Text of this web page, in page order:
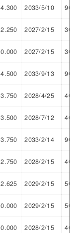
4.300 2033/5/10 9年
2.250 2027/2/15 3年
0.000 2027/2/15 3年
4.500 2033/9/13 9年
3.750 2028/4/25 4年
3.500 2028/7/12 4年
3.750 2033/2/14 9年
2.750 2028/2/15 4年
2.625 2029/2/15 5年
0.000 2029/2/15 5年
0.000 2028/2/15 4年